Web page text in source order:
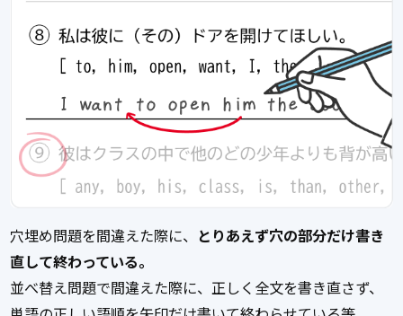
穴埋め問題を間違えた際に、 とりあえず穴の部分だけ書き
直して終わっている。
並べ替え問題で間違えた際に、正しく全文を書き直さず、